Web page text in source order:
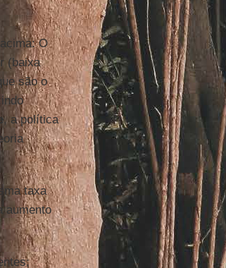
O
(baixa
são o
, a política
taxa
aumento